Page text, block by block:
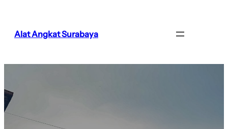
Alat Angkat Surabaya